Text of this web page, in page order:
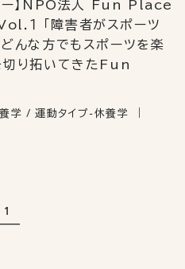
ュー】NPO法人 Fun Place
１ 「障害者がスポーツ
んな方でもスポーツを楽
切り拓いてきたFun
学 / 運動タイプ-休養学
1